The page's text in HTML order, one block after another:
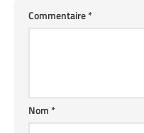
Commentaire*
Nom*